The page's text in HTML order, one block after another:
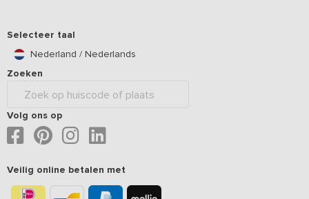
Selecteer taal
Nederland / Nederlands
Zoeken
Volg ons op
Veilig online betalen met